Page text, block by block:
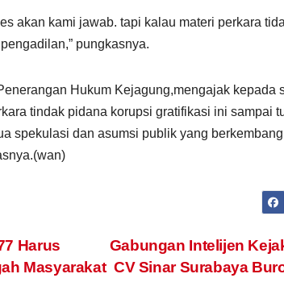
akan kami jawab. tapi kalau materi perkara
pungkasnya.
Hukum Kejagung,mengajak kepada
tindak pidana korupsi gratifikasi ini sampai
spekulasi dan asumsi publik yang
Gabungan Intelijen
CV Sinar Surabaya
Harus
Masyarakat